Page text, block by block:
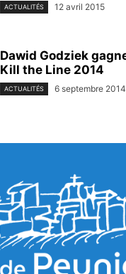
ACTUALITÉS 12 avril 2015
Dawid Godziek
Kill the Line 2014
ACTUALITÉS 6 septembre 2014